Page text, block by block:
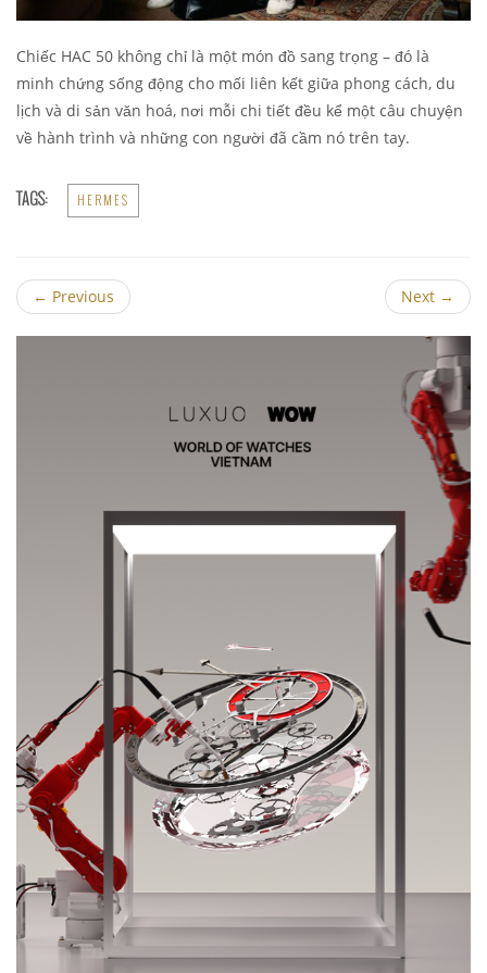
Chiếc HAC 50 không chỉ là một món đồ sang trọng – đó là
minh chứng sống động cho mối liên kết giữa phong cách, du
lịch và di sản văn hoá, nơi mỗi chi tiết đều kể một câu chuyện
về hành trình và những con người đã cầm nó trên tay.
TAGS: HERMES
← Previous Next →